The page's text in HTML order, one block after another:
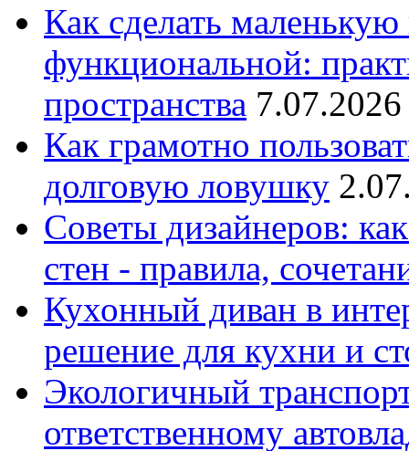
Как сделать
функциональной:
пространства
Как грамотно
долговую ловушку
Советы дизайнеров:
стен - правила,
Кухонный диван в
решение для кухни и
Экологичный
ответственному